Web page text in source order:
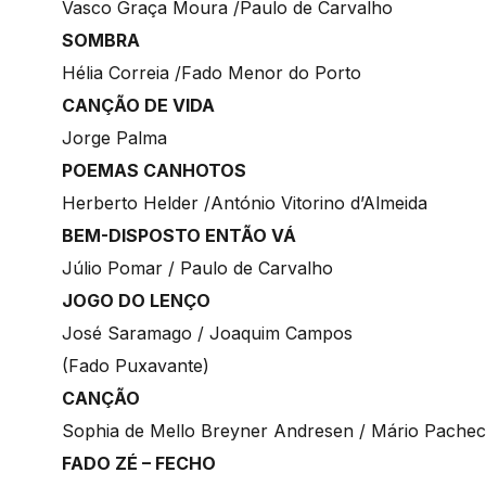
Vasco Graça Moura /Paulo de Carvalho
SOMBRA
Hélia Correia /Fado Menor do Porto
CANÇÃO DE VIDA
Jorge Palma
POEMAS CANHOTOS
Herberto Helder /António Vitorino d’Almeida
BEM-DISPOSTO ENTÃO VÁ
Júlio Pomar / Paulo de Carvalho
JOGO DO LENÇO
José Saramago / Joaquim Campos
(Fado Puxavante)
CANÇÃO
Sophia de Mello Breyner Andresen / Mário
FADO ZÉ – FECHO